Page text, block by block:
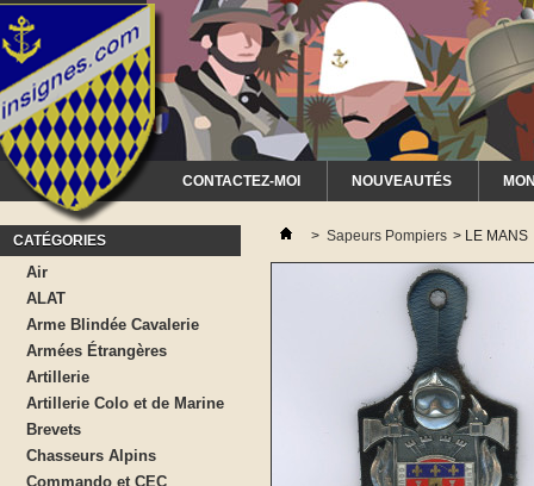
CONTACTEZ-MOI NOUVEAUTÉS
CATÉGORIES
Air
ALAT
Arme Blindée Cavalerie
Armées Étrangères
Artillerie
Artillerie Colo et de Marine
Brevets
Chasseurs Alpins
Commando et CEC
> Sapeurs Pompiers > LE MANS